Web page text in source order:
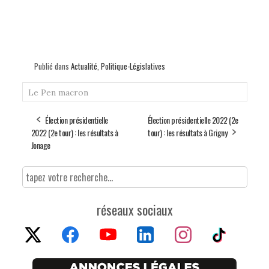
Publié dans Actualité Politique-Législatives
Le Pen macron
Élection présidentielle
2022 (2e tour) : les résultats à
Jonage
Élection présidentielle 2022 (2e
tour) : les résultats à Grigny
réseaux sociaux